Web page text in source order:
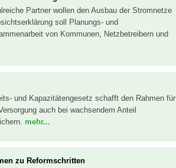
Partner wollen den Ausbau der Stromnetze
soll Planungs- und
von Kommunen, Netzbetreibern und
und Kapazitätengesetz schafft den Rahmen für
auch bei wachsendem Anteil
mehr...
zu Reformschritten